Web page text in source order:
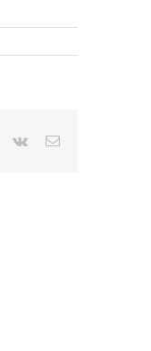
Pinterest
Vk
E-